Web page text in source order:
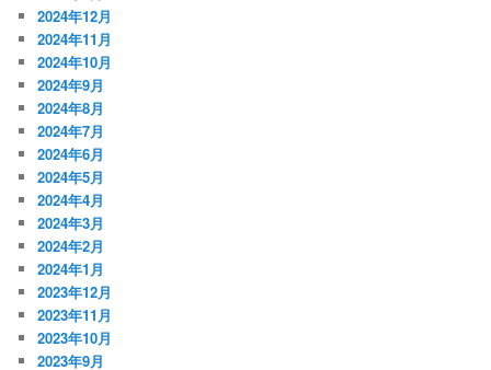
2024年12月
2024年11月
2024年10月
2024年9月
2024年8月
2024年7月
2024年6月
2024年5月
2024年4月
2024年3月
2024年2月
2024年1月
2023年12月
2023年11月
2023年10月
2023年9月